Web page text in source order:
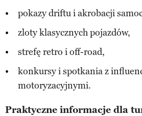
pokazy driftu i akrobacji
zloty klasycznych pojazdów,
strefę retro i off-road,
konkursy i spotkania z
motoryzacyjnymi.
Praktyczne informacje dla